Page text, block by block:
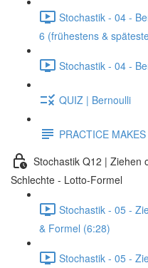
Stochastik - 04 -
6 (frühestens &
Stochastik - 04 -
QUIZ | Bernoulli
PRACTICE
Stochastik Q12 | Ziehen
Schlechte - Lotto-Formel
Stochastik - 05 -
& Formel (6:28)
Stochastik - 05 -